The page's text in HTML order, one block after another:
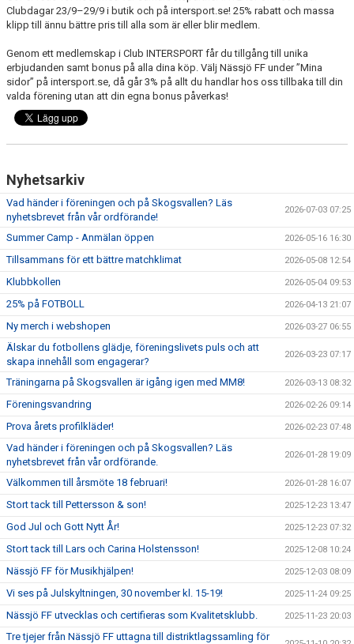
TRYGG FOTBOLL
VÅRA LAG/TRÄNARE - KONTAKTUPPGIFTER
ORGANISATION
DOKUMENT
Clubdagar 23/9–29/9 i butik och på intersport.se! 25% rabatt och massa
klipp till ännu bättre pris till alla som är eller blir medlem.
Genom ett medlemskap i Club INTERSPORT får du tillgång till unika
erbjudanden samt bonus på alla dina köp. Välj Nässjö FF under ”Mina
sidor” på intersport.se, då går 3% på allt du handlar hos oss tillbaka till din
valda förening utan att din egna bonus påverkas!
Nyhetsarkiv
Vad händer i föreningen och på Skogsvallen? Läs
nyhetsbrevet från vår ordförande!
2026-07-03 07:25
Summer Camp - Anmälan öppen 2026-05-16 16:30
Tillsammans för ett bättre matchklimat 2026-05-08 12:54
Klubbkollen 2026-05-04 09:53
25% på FOTBOLL 2026-04-13 21:07
Ny merch i webshopen 2026-03-27 06:55
Älskar du fotbollens glädje, föreningslivets puls och att
skapa innehåll som engagerar?
2026-03-23 07:17
Träningarna på Skogsvallen är igång igen med MM8! 2026-03-13 08:32
Föreningsvandring 2026-02-26 09:14
Prova årets profilkläder! 2026-02-23 07:48
Vad händer i föreningen och på Skogsvallen? Läs
nyhetsbrevet från vår ordförande.
2026-01-28 19:09
Välkommen till årsmöte 18 februari! 2026-01-28 16:07
Stort tack till Pettersson & son! 2025-12-23 13:47
God Jul och Gott Nytt År! 2025-12-23 07:32
Stort tack till Lars och Carina Holstensson! 2025-12-08 10:24
Nässjö FF för Musikhjälpen! 2025-12-03 08:09
Vi ses på Julskyltningen, 30 november kl. 15-19! 2025-11-24 09:25
Nässjö FF utvecklas och certifieras som Kvalitetsklubb. 2025-11-23 20:03
Tre tjejer från Nässjö FF uttagna till distriktlagssamling för